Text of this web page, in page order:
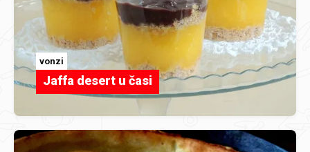
vonzi
Jaffa desert u časi